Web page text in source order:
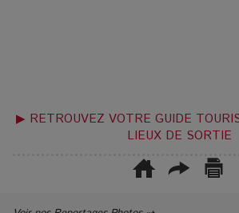
▶ RETROUVEZ VOTRE GUIDE
LIEUX DE SORTIE